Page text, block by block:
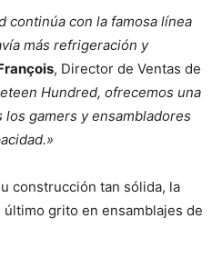
continúa con la famosa línea
más refrigeración y
, Director de Ventas de
Hundred, ofrecemos una
gamers y ensambladores
construcción tan sólida, la
grito en ensamblajes de